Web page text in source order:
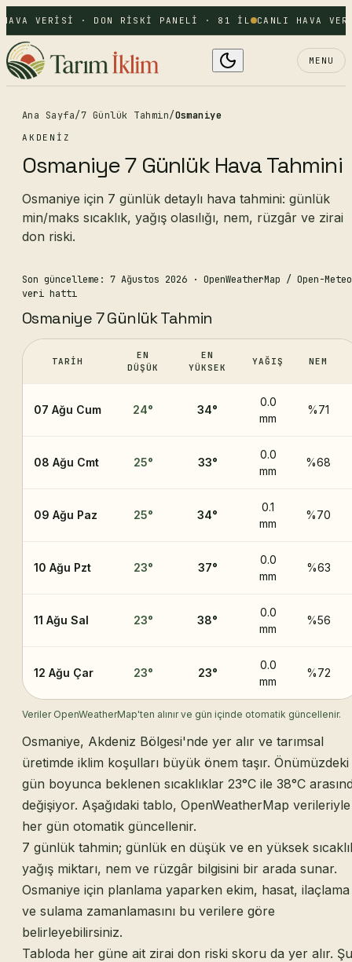
VERISI · DON RISKI PANELI · 81 IL CANLI HAVA
MENU
Ana Sayfa/7 Günlük Tahmin/Osmaniye
AKDENIZ
Osmaniye 7 Günlük Hava Tahmini
Osmaniye için 7 günlük detaylı hava tahmini: günlük
min/maks sıcaklık, yağış olasılığı, nem, rüzgâr ve zirai
don riski.
Son güncelleme: 7 Ağustos 2026 · OpenWeatherMap / Open-Meteo
veri hattı
Osmaniye 7 Günlük Tahmin
TARIH
EN
DÜŞÜK
EN
YÜKSEK
YAĞIŞ NEM
07 Ağu Cum 24° 34°
0.0
mm
%71
08 Ağu Cmt 25° 33°
0.0
mm
%68
09 Ağu Paz 25° 34°
0.1
mm
%70
10 Ağu Pzt 23° 37°
0.0
mm
%63
11 Ağu Sal 23° 38°
0.0
mm
%56
12 Ağu Çar 23° 23°
0.0
mm
%72
Veriler OpenWeatherMap'ten alınır ve gün içinde otomatik güncellenir.
Osmaniye, Akdeniz Bölgesi'nde yer alır ve tarımsal
üretimde iklim koşulları büyük önem taşır.
gün boyunca beklenen sıcaklıklar 23°C ile 38°C
değişiyor. Aşağıdaki tablo, OpenWeatherMap verileriyle
her gün otomatik güncellenir.
7 günlük tahmin; günlük en düşük ve en yüksek
yağış miktarı, nem ve rüzgâr bilgisini bir arada sunar.
Osmaniye için planlama yaparken ekim, hasat, ilaçlama
ve sulama zamanlamasını bu verilere göre
belirleyebilirsiniz.
Tabloda her güne ait zirai don riski skoru da yer alır. Şu